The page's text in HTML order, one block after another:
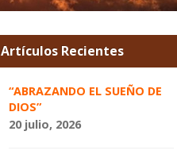
Artículos Recientes
“ABRAZANDO EL SUEÑO DE
DIOS”
20 julio, 2026